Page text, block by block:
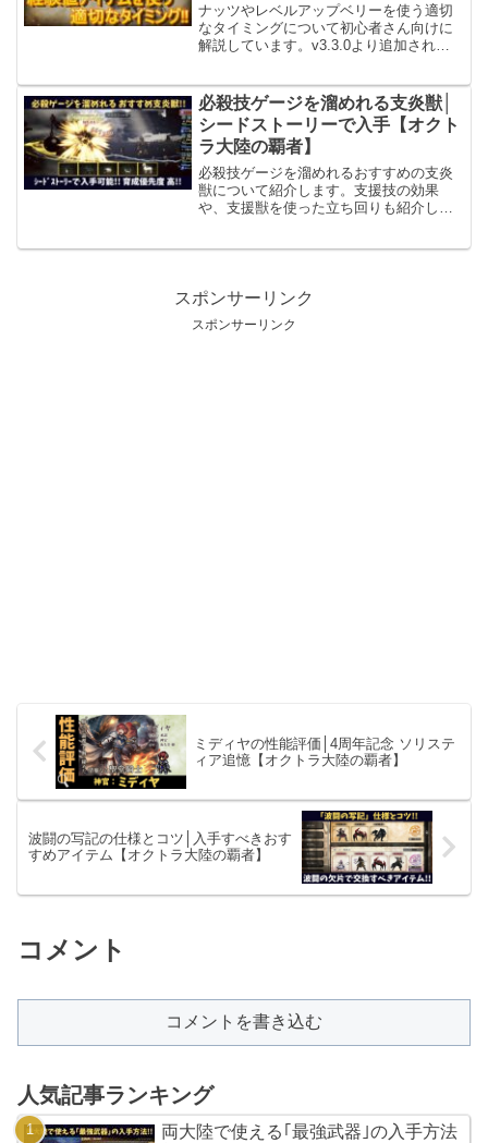
ナッツやレベルアップベリーを使う適切
なタイミングについて初心者さん向けに
解説しています。v3.3.0より追加された
参考にしてみてください。
必殺技ゲージを溜めれる支炎獣│
シードストーリーで入手【オクト
ラ大陸の覇者】
必殺技ゲージを溜めれるおすすめの支炎
獣について紹介します。支援技の効果
や、支援獣を使った立ち回りも紹介して
スポンサーリンク
スポンサーリンク
ミディヤの性能評価│4周年記念 ソリステ
ィア追憶【オクトラ大陸の覇者】
波闘の写記の仕様とコツ│入手すべきおす
すめアイテム【オクトラ大陸の覇者】
コメント
コメントを書き込む
人気記事ランキング
両大陸で使える｢最強武器｣の入手方法